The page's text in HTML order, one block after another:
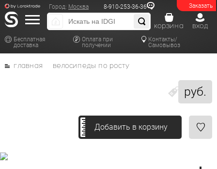
Заказать
Город: Москва 8-910-253-36-36
Бесплатная
доставка
Оплата при
получении
Контакты/
Самовывоз
вход
корзина
руб.
главная велосипеды по росту
Добавить в корзину